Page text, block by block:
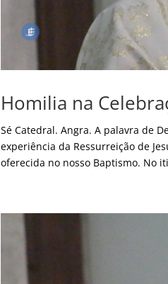
Homilia na
Sé Catedral. Angra. A palavra de
experiência da Ressurreição de
oferecida no nosso Baptismo. No